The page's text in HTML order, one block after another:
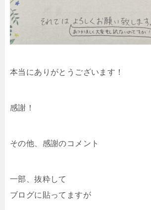
本当にありがとうございます！
感謝！
その他、感謝のコメント
一部、抜粋して
ブログに貼ってますが